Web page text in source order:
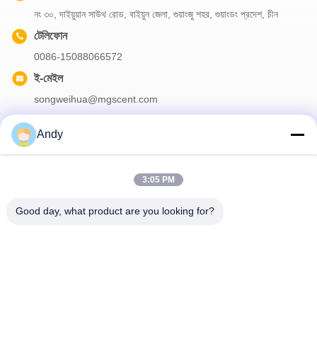
নং ৩০, দাইয়ুয়ান সাউথ রোড, বাইয়ুন জেলা, গুয়াংজু শহর, গুয়াংডং প্রদেশ, চীন
টেলিফোন
0086-15088066572
ই-মেইল
songweihua@mgscent.com
Andy
3:05 PM
Good day, what product are you looking for?